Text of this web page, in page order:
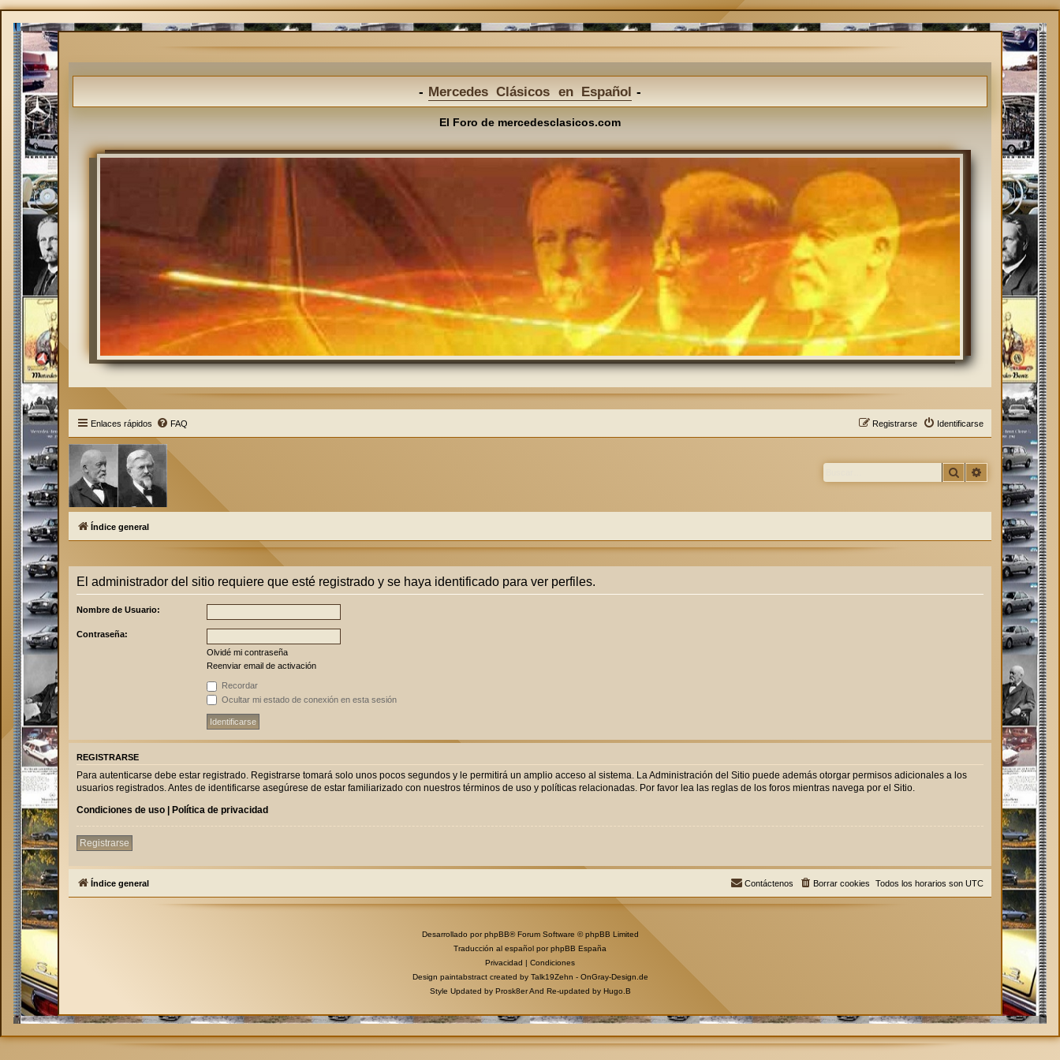
Mercedes Clásicos en Español
El Foro de mercedesclasicos.com
Enlaces rápidos FAQ Identificarse
Registrarse
Buscar Búsqueda
Índice general
El administrador del sitio requiere que esté registrado y se haya identificado para ver perfiles.
Nombre de Usuario:
Contraseña:
Olvidé mi contraseña
Reenviar email de activación
Recordar
Ocultar mi estado de conexión en esta sesión
REGISTRARSE
Para autenticarse debe estar registrado. Registrarse tomará solo unos pocos segundos y le permitirá un amplio acceso al sistema. La Administración del Sitio puede además otorgar permisos adicionales a los
usuarios registrados. Antes de identificarse asegúrese de estar familiarizado con nuestros términos de uso y políticas relacionadas. Por favor lea las reglas de los foros mientras navega por el Sitio.
Condiciones de uso
Política de privacidad
Registrarse
Índice general Todos los horarios son UTC
Borrar cookies
Contáctenos
Desarrollado porphpBB® Forum Software © phpBB Limited
Traducción al español porphpBB España
Privacidad | Condiciones
Design paintabstract created by Talk19Zehn - OnGray-Design.de
Style Updated by Prosk8erAnd Re-updated by Hugo.B